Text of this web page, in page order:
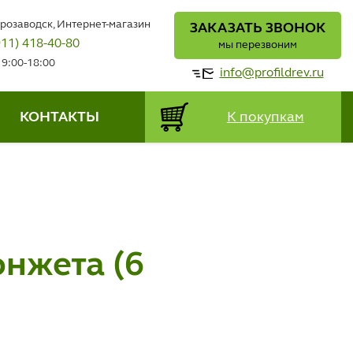
Интернет-магазин
418-40-80
9:00-18:00
ЗАКАЗАТЬ ЗВОНОК
мы перезвоним
info@profildrev.ru
КОНТАКТЫ К покупкам
(6